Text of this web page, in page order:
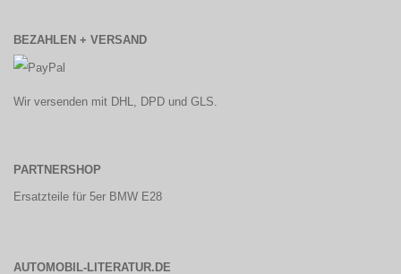
BEZAHLEN + VERSAND
Wir versenden mit DHL, DPD und GLS.
PARTNERSHOP
Ersatzteile für 5er BMW E28
AUTOMOBIL-LITERATUR.DE